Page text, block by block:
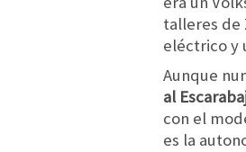
talleres de
eléctrico y
Aunque
al
con el
es la